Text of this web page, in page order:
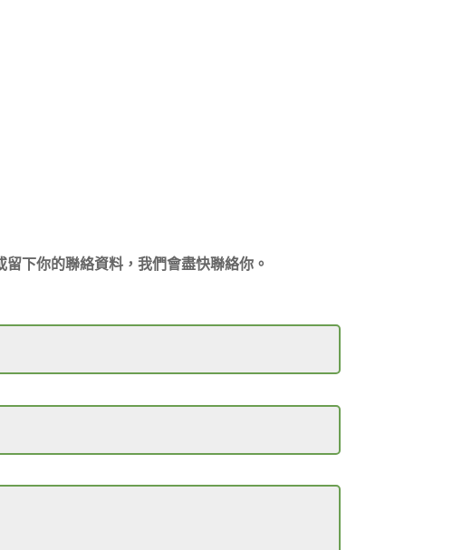
留下你的聯絡資料，我們會盡快聯絡你。